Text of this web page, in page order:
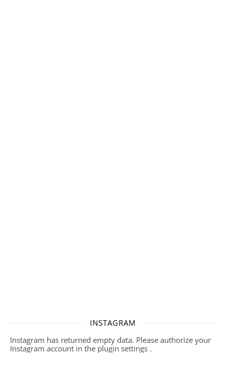
INSTAGRAM
Instagram has returned empty data. Please authorize your
Instagram account in the plugin settings .